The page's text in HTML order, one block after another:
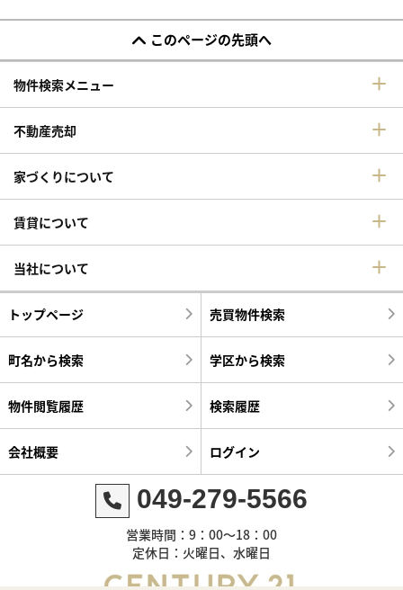
このページの先頭へ
物件検索メニュー
不動産売却
家づくりについて
賃貸について
当社について
トップページ 売買物件検索
町名から検索 学区から検索
物件閲覧履歴 検索履歴
会社概要 ログイン
049-279-5566
営業時間：9：00～18：00
定休日：火曜日、水曜日